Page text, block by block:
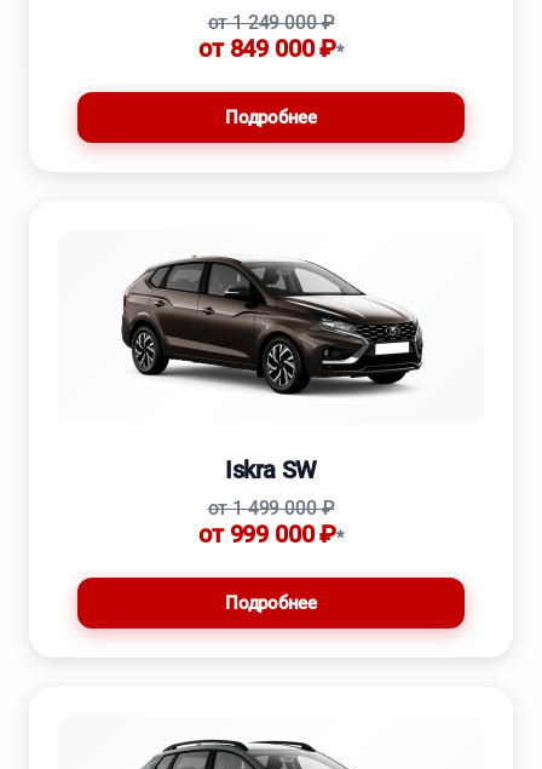
от 1 249 000 ₽
от 849 000 ₽*
Подробнее
Iskra SW
от 1 499 000 ₽
от 999 000 ₽*
Подробнее